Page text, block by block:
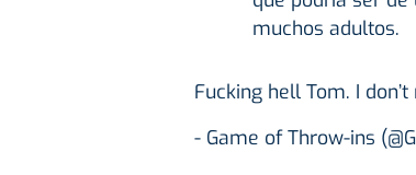
muchos adultos.
Fucking hell Tom. I
- Game of Throw-ins